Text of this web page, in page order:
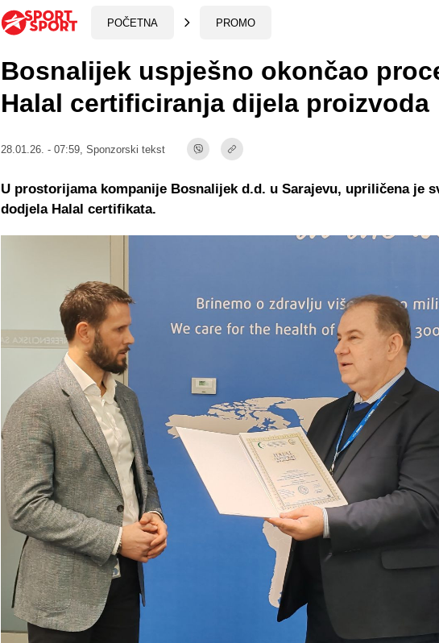
POČETNA PROMO
Bosnalijek uspješno okončao
Halal certificiranja dijela proizvoda
28.01.26. - 07:59, Sponzorski tekst
U prostorijama kompanije Bosnalijek d.d. u Sarajevu, upriličena je
dodjela Halal certifikata.